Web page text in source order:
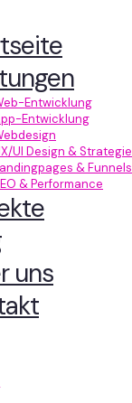
Entwicklung
Entwicklung
UI Design & Strategie
& Funnels
& Performance
uns